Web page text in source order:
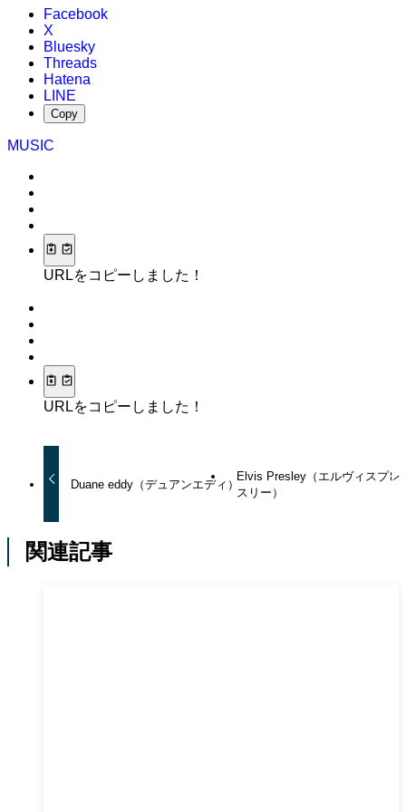
Facebook
X
Bluesky
Threads
Hatena
LINE
Copy
MUSIC
URLをコピーしました！
URLをコピーしました！
Duane eddy（デュアンエディ）
Elvis Presley（エルヴィスプレ
スリー）
関連記事